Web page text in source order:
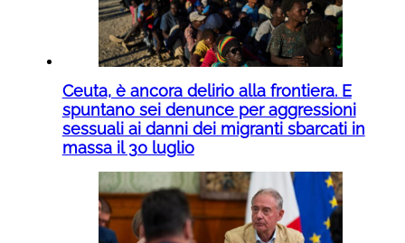
Ceuta, è ancora delirio alla frontiera. E
spuntano sei denunce per aggressioni
sessuali ai danni dei migranti sbarcati in
massa il 30 luglio